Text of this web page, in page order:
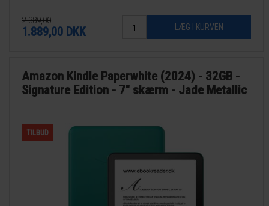
2.389,00
1.889,00 DKK
Amazon Kindle Paperwhite (2024) - 32GB -
Signature Edition - 7" skærm - Jade Metallic
TILBUD